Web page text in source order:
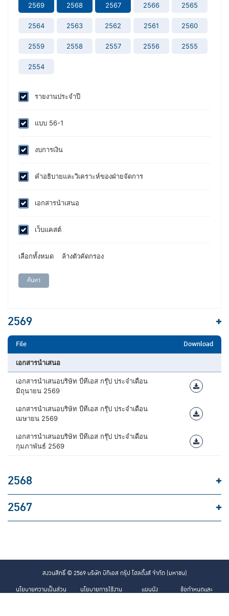
2569 2568 2567 2566 2565
2564 2563 2562 2561 2560
2559 2558 2557 2556 2555
2554
รายงานประจำปี
แบบ 56-1
งบการเงิน
คำอธิบายและวิเคราะห์ของฝ่ายจัดการ
เอกสารนำเสนอ
เว็บแคสต์
เลือกทั้งหมด ล้างตัวคัดกรอง
ค้นหา
2569
File Download
เอกสารนำเสนอ
เอกสารนำเสนอบริษัท บีทีเอส กรุ๊ป ประจำเดือน
มิถุนายน 2569
เอกสารนำเสนอบริษัท บีทีเอส กรุ๊ป ประจำเดือน
เมษายน 2569
เอกสารนำเสนอบริษัท บีทีเอส กรุ๊ป ประจำเดือน
กุมภาพันธ์ 2569
2568
2567
สงวนสิทธิ์ © 2569 บริษัท บีทีเอส กรุ๊ป โฮลดิ้งส์ จำกัด (มหาชน)
นโยบายความเป็นส่วน
นโยบายการใช้งาน
แผนผัง
ข้อกำหนดและ